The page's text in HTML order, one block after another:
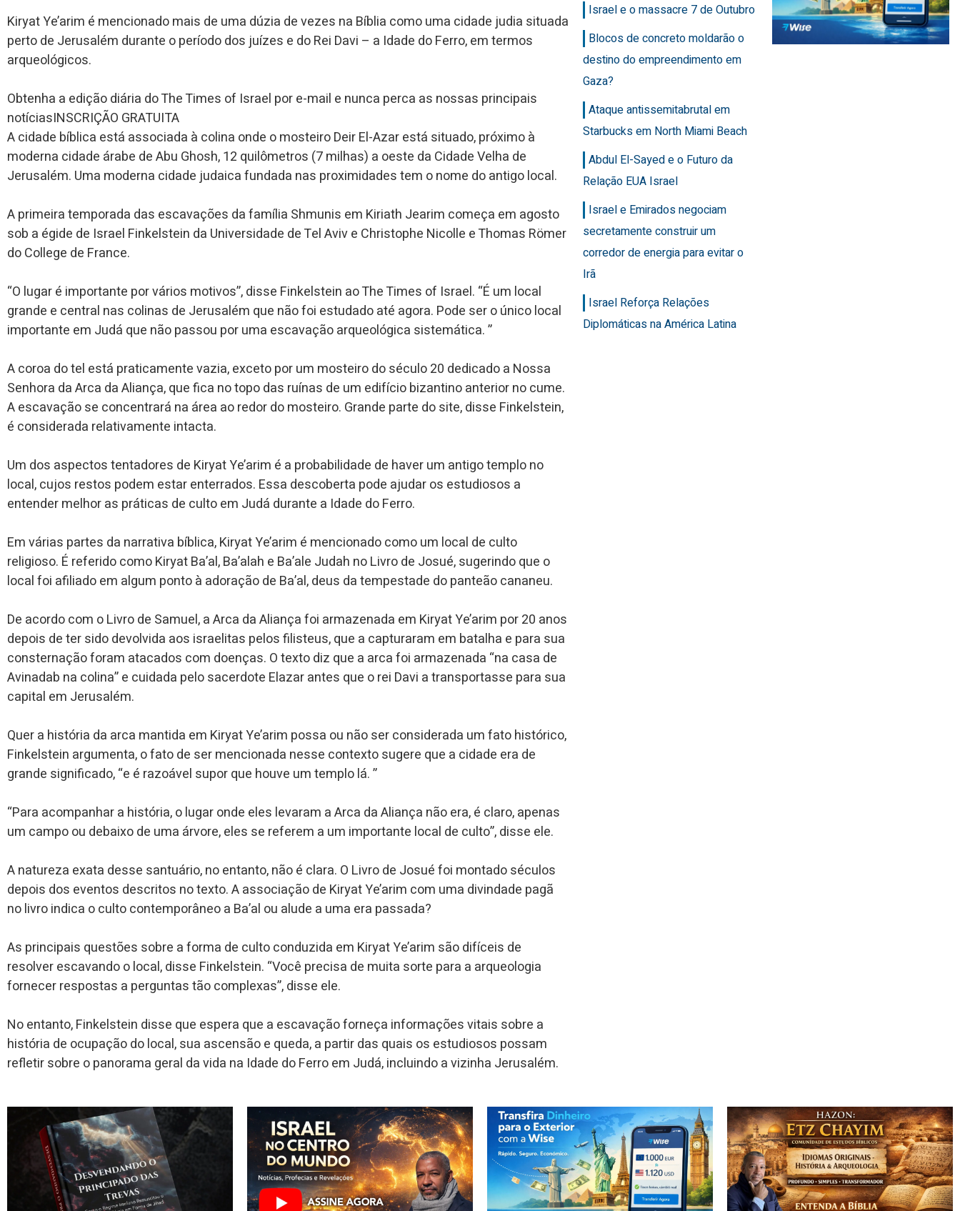
Kiryat Ye’arim é mencionado mais de uma dúzia de vezes na Bíblia como uma cidade judia situada
perto de Jerusalém durante o período dos juízes e do Rei Davi – a Idade do Ferro, em termos
arqueológicos.
Obtenha a edição diária do The Times of Israel por e-mail e nunca perca as nossas principais
notíciasINSCRIÇÃO GRATUITA
A cidade bíblica está associada à colina onde o mosteiro Deir El-Azar está situado, próximo à
moderna cidade árabe de Abu Ghosh, 12 quilômetros (7 milhas) a oeste da Cidade Velha de
Jerusalém. Uma moderna cidade judaica fundada nas proximidades tem o nome do antigo local.
A primeira temporada das escavações da família Shmunis em Kiriath Jearim começa em agosto
sob a égide de Israel Finkelstein da Universidade de Tel Aviv e Christophe Nicolle e Thomas Römer
do College de France.
“O lugar é importante por vários motivos”, disse Finkelstein ao The Times of Israel. “É um local
grande e central nas colinas de Jerusalém que não foi estudado até agora. Pode ser o único local
importante em Judá que não passou por uma escavação arqueológica sistemática. ”
A coroa do tel está praticamente vazia, exceto por um mosteiro do século 20 dedicado a Nossa
Senhora da Arca da Aliança, que fica no topo das ruínas de um edifício bizantino anterior no cume.
A escavação se concentrará na área ao redor do mosteiro. Grande parte do site, disse Finkelstein,
é considerada relativamente intacta.
Um dos aspectos tentadores de Kiryat Ye’arim é a probabilidade de haver um antigo templo no
local, cujos restos podem estar enterrados. Essa descoberta pode ajudar os estudiosos a
entender melhor as práticas de culto em Judá durante a Idade do Ferro.
Em várias partes da narrativa bíblica, Kiryat Ye’arim é mencionado como um local de culto
religioso. É referido como Kiryat Ba’al, Ba’alah e Ba’ale Judah no Livro de Josué, sugerindo que o
local foi afiliado em algum ponto à adoração de Ba’al, deus da tempestade do panteão cananeu.
De acordo com o Livro de Samuel, a Arca da Aliança foi armazenada em Kiryat Ye’arim por 20 anos
depois de ter sido devolvida aos israelitas pelos filisteus, que a capturaram em batalha e para sua
consternação foram atacados com doenças. O texto diz que a arca foi armazenada “na casa de
Avinadab na colina” e cuidada pelo sacerdote Elazar antes que o rei Davi a transportasse para sua
capital em Jerusalém.
Quer a história da arca mantida em Kiryat Ye’arim possa ou não ser considerada um fato histórico,
Finkelstein argumenta, o fato de ser mencionada nesse contexto sugere que a cidade era de
grande significado, “e é razoável supor que houve um templo lá. ”
“Para acompanhar a história, o lugar onde eles levaram a Arca da Aliança não era, é claro, apenas
um campo ou debaixo de uma árvore, eles se referem a um importante local de culto”, disse ele.
A natureza exata desse santuário, no entanto, não é clara. O Livro de Josué foi montado séculos
depois dos eventos descritos no texto. A associação de Kiryat Ye’arim com uma divindade pagã
no livro indica o culto contemporâneo a Ba’al ou alude a uma era passada?
As principais questões sobre a forma de culto conduzida em Kiryat Ye’arim são difíceis de
resolver escavando o local, disse Finkelstein. “Você precisa de muita sorte para a arqueologia
fornecer respostas a perguntas tão complexas”, disse ele.
No entanto, Finkelstein disse que espera que a escavação forneça informações vitais sobre a
história de ocupação do local, sua ascensão e queda, a partir das quais os estudiosos possam
refletir sobre o panorama geral da vida na Idade do Ferro em Judá, incluindo a vizinha Jerusalém.
Israel e o massacre 7 de Outubro
Blocos de concreto moldarão o
destino do empreendimento em
Gaza?
Ataque antissemitabrutal em
Starbucks em North Miami Beach
Abdul El-Sayed e o Futuro da
Relação EUA Israel
Israel e Emirados negociam
secretamente construir um
corredor de energia para evitar o
Irã
Israel Reforça Relações
Diplomáticas na América Latina